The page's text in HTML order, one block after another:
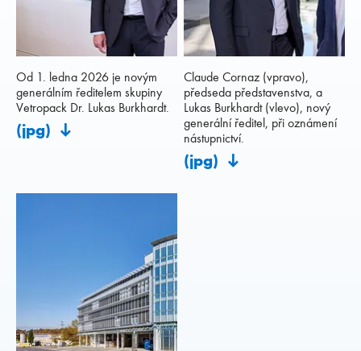
Od 1. ledna 2026 je novým
generálním ředitelem skupiny
Vetropack Dr. Lukas Burkhardt.
(jpg)
Claude Cornaz (vpravo),
předseda představenstva, a
Lukas Burkhardt (vlevo), nový
generální ředitel, při oznámení
nástupnictví.
(jpg)